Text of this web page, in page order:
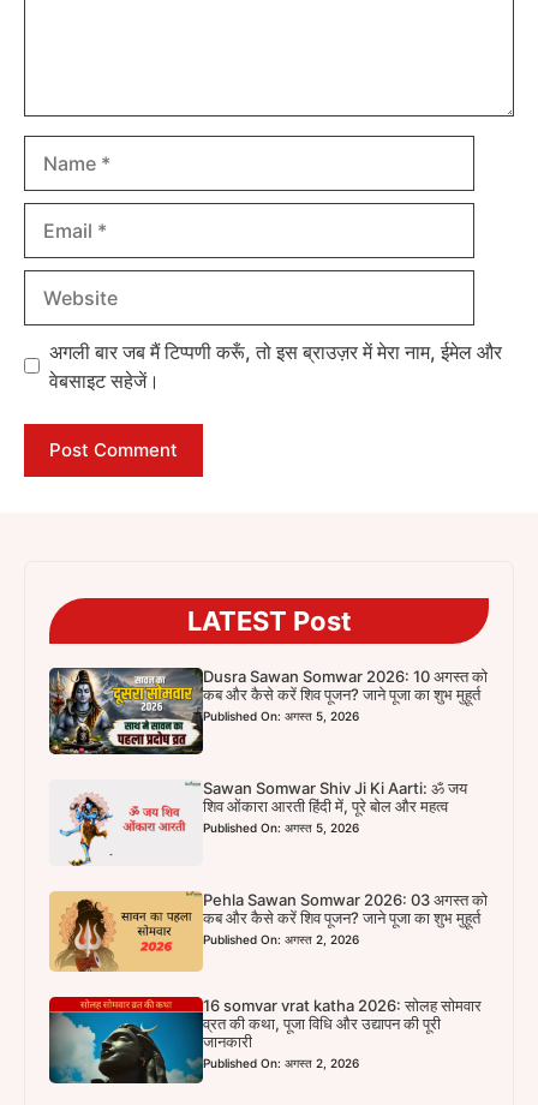
अगली बार जब मैं टिप्पणी करूँ, तो इस ब्राउज़र में मेरा नाम, ईमेल और
वेबसाइट सहेजें।
LATEST Post
Dusra Sawan Somwar 2026: 10 अगस्त को
कब और कैसे करें शिव पूजन? जाने पूजा का शुभ मुहूर्त
Published On: अगस्त 5, 2026
Sawan Somwar Shiv Ji Ki Aarti: ॐ जय
शिव ओंकारा आरती हिंदी में, पूरे बोल और महत्व
Published On: अगस्त 5, 2026
Pehla Sawan Somwar 2026: 03 अगस्त को
कब और कैसे करें शिव पूजन? जाने पूजा का शुभ मुहूर्त
Published On: अगस्त 2, 2026
16 somvar vrat katha 2026: सोलह सोमवार
व्रत की कथा, पूजा विधि और उद्यापन की पूरी
जानकारी
Published On: अगस्त 2, 2026